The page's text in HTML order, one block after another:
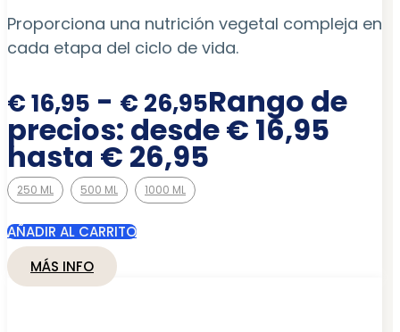
Proporciona una nutrición vegetal compleja en
cada etapa del ciclo de vida.
€16,95 - € 26,95Rango de
precios: desde € 16,95
hasta € 26,95
250 ML 500 ML 1000 ML
AÑADIR AL CARRITO
MÁS INFO